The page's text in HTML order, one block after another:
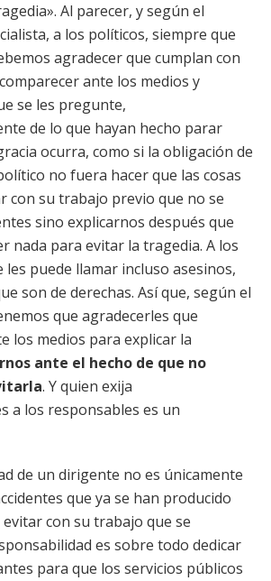
Al parecer, y según el
a los políticos, siempre que
agradecer que cumplan con
ante los medios y
se les pregunte,
de lo que hayan hecho parar
ocurra, como si la obligación de
no fuera hacer que las cosas
con su trabajo previo que no se
sino explicarnos después que
nada para evitar la tragedia. A los
les puede llamar incluso asesinos,
son de derechas. Así que, según el
que agradecerles que
los medios para explicar la
ante el hecho de que no
. Y quien exija
a los responsables es un
de un dirigente no es únicamente
que ya se han producido
con su trabajo que se
es sobre todo dedicar
para que los servicios públicos